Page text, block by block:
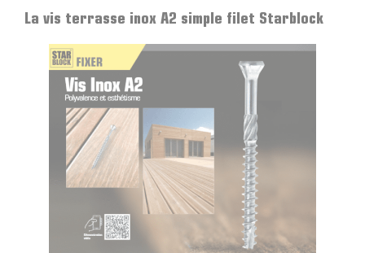
La vis terrasse inox A2 simple filet Starblock